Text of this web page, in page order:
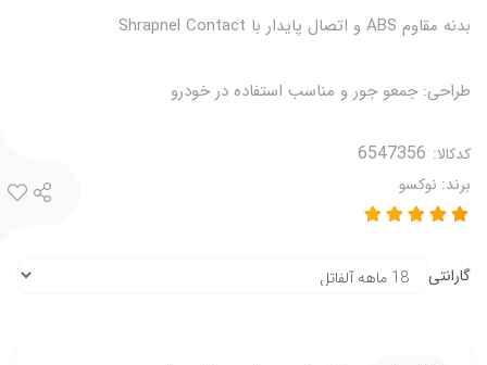
بدنه مقاوم ABS و اتصال پایدار با Shrapnel Contact
طراحی: جمعو جور و مناسب استفاده در خودرو
کدکالا:
برند: نوکسو
گارانتی